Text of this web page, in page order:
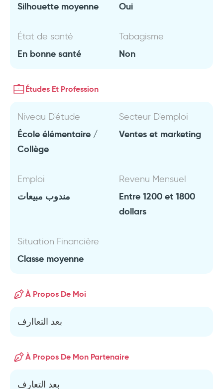
Silhouette moyenne Oui
État de santé
En bonne santé
Tabagisme
Non
Études Et Profession
Niveau D'étude
École élémentaire /
Collège
Secteur D'emploi
Ventes et marketing
Emploi
مندوب مبيعات
Revenu Mensuel
Entre 1200 et 1800
dollars
Situation Financière
Classe moyenne
À Propos De Moi
بعد التعاارف
À Propos De Mon Partenaire
بعد التعارف